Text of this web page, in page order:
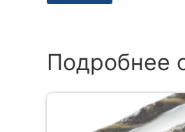
Подробнее